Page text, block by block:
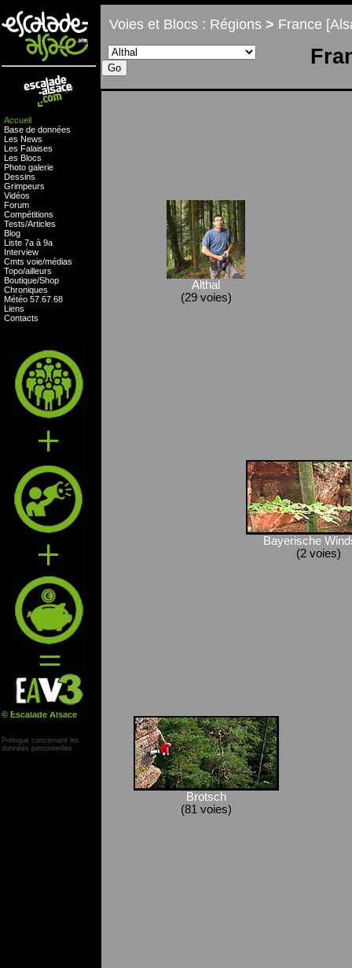
Accueil
Base de données
Les News
Les Falaises
Les Blocs
Photo galerie
Dessins
Grimpeurs
Vidéos
Forum
Compétitions
Tests/Articles
Blog
Liste 7a à 9a
Interview
Cmts voie/médias
Topo/ailleurs
Boutique/Shop
Chroniques
Météo 57 67 68
Liens
Contacts
© Escalade Alsace
Politique concernant les
données personnelles
Voies et Blocs : Régions > France
Althal
(29 voies)
Bayerische
(2 voies)
Brotsch
(81 voies)